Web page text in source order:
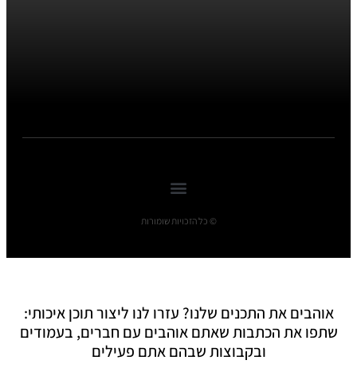
© כל הזכויות שומורות
אוהבים את התכנים שלנו? עזרו לנו ליצור תוכן איכותי:
שתפו את הכתבות שאתם אוהבים עם חברים, בעמודים
ובקבוצות שבהם אתם פעילים